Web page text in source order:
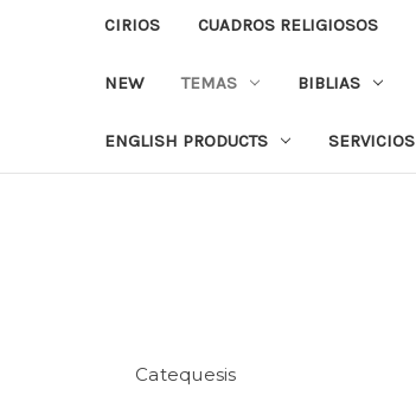
CIRIOS CUADROS RELIGIOSOS
NEW TEMAS BIBLIAS
ENGLISH PRODUCTS SERVICIOS
Catequesis